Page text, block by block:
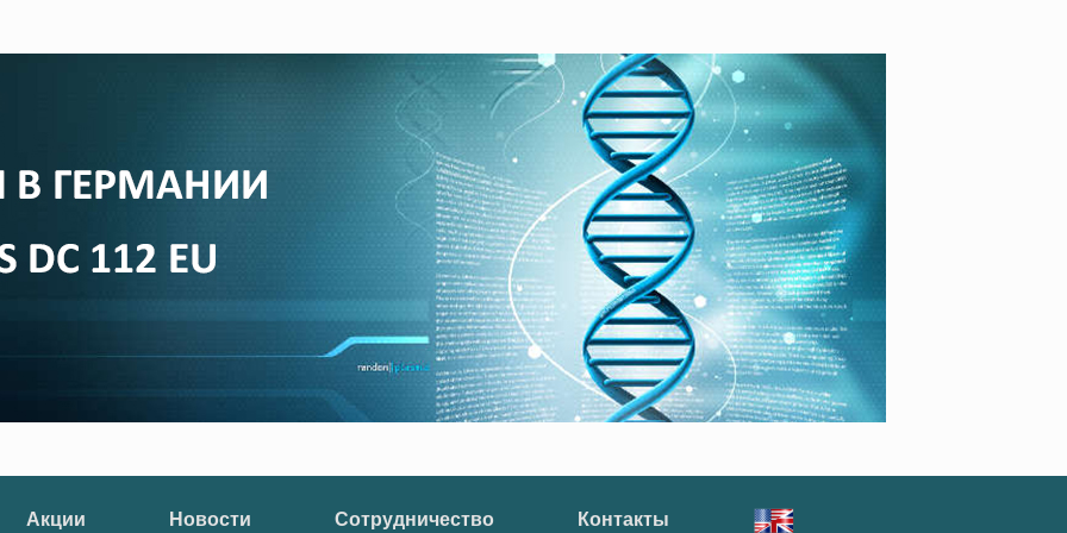
Акции Новости Сотрудничество Контакты